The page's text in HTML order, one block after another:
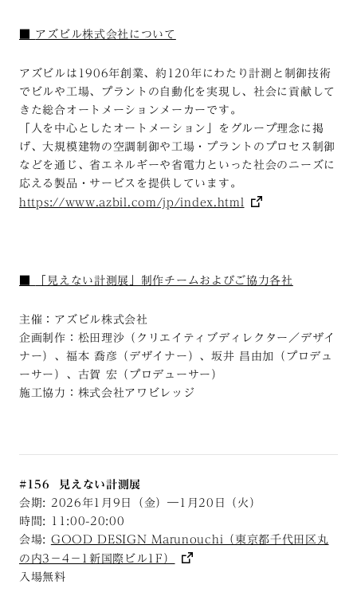
アズビル株式会社について
アズビルは1906年創業、約120年にわたり計測と制御技術
でビルや工場、プラントの自動化を実現し、社会に貢献して
きた総合オートメーションメーカーです。
「人を中心としたオートメーション」をグループ理念に掲
げ、大規模建物の空調制御や工場・プラントのプロセス制御
などを通じ、省エネルギーや省電力といった社会のニーズに
応える製品・サービスを提供しています。
https://www.azbil.com/jp/index.html
「見えない計測展」制作チームおよびご協力各社
主催：アズビル株式会社
企画制作：松田理沙（クリエイティブディレクター／デザイ
ナー）、福本 喬彦（デザイナー）、坂井 昌由加（プロデュ
ーサー）、古賀 宏（プロデューサー）
施工協力：株式会社アワビレッジ
#156 見えない計測展
会期: 2026年1月9日（金）―1月20日（火）
時間: 11:00-20:00
会場: GOOD DESIGN Marunouchi（東京都千代田区丸
の内3−4−1新国際ビル1F）
入場無料